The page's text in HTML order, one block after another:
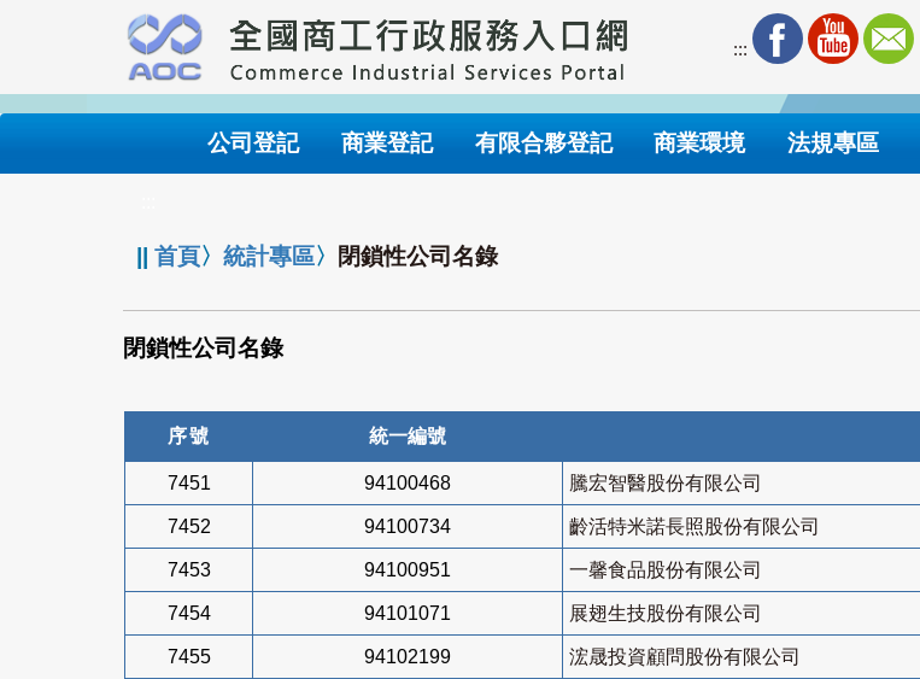
要
內
:::
公司登記 商業登記 有限合夥登記 商業環境 法規專區
||首頁〉統計專區〉 閉鎖性公司名錄
閉鎖性公司名錄
序號 統一編號
7451 94100468 騰宏智醫股份有限公司
7452 94100734 齡活特米諾長照股份有限公司
7453 94100951 一馨食品股份有限公司
7454 94101071 展翅生技股份有限公司
7455 94102199 浤晟投資顧問股份有限公司